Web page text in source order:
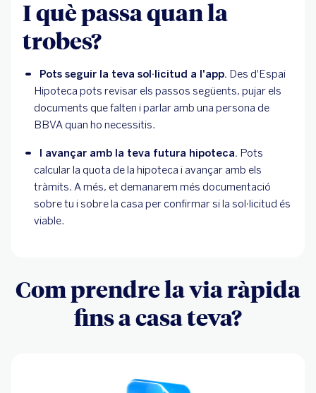
I què passa quan la
trobes?
Pots seguir la teva sol·licitud a l'app. Des d'Espai
Hipoteca pots revisar els passos següents, pujar els
documents que falten i parlar amb una persona de
BBVA quan ho necessitis.
I avançar amb la teva futura hipoteca. Pots
calcular la quota de la hipoteca i avançar amb els
tràmits. A més, et demanarem més documentació
sobre tu i sobre la casa per confirmar si la sol·licitud és
viable.
Com prendre la via ràpida
fins a casa teva?